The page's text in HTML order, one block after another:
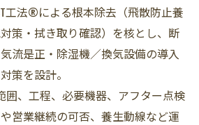
工法®による根本除去（飛散防止養
策・拭き取り確認）を核とし、断
流是正・除湿機／換気設備の導入
策を設計。
囲、工程、必要機器、アフター点検
営業継続の可否、養生動線など運